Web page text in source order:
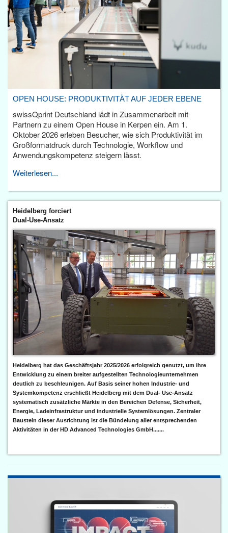
OPEN HOUSE: PRODUKTIVITÄT AUF JEDER EBENE
swissQprint Deutschland lädt in Zusammenarbeit mit
Partnern zu einem Open House in Kerpen ein. Am 1.
Oktober 2026 erleben Besucher, wie sich Produktivität im
Großformatdruck durch Technologie, Workflow und
Anwendungskompetenz steigern lässt.
Weiterlesen...
Heidelberg forciert
Dual-Use-Ansatz
Heidelberg hat das Geschäftsjahr 2025/2026 erfolgreich genutzt, um ihre
Entwicklung zu einem breiter aufgestellten Technologieunternehmen
deutlich zu beschleunigen. Auf Basis seiner hohen Industrie- und
Systemkompetenz erschließt Heidelberg mit dem Dual- Use-Ansatz
systematisch zusätzliche Märkte in den Bereichen Defense, Sicherheit,
Energie, Ladeinfrastruktur und industrielle Systemlösungen. Zentraler
Baustein dieser Ausrichtung ist die Bündelung aller entsprechenden
Aktivitäten in der HD Advanced Technologies GmbH.......